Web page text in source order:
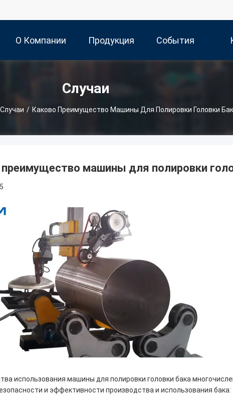
О Компании Продукция События
Случаи
Случаи / Каково Преимущество Машины Для Полировки Головки
преимущество машины для полировки
использования машины для полировки головки бака
и эффективности производства и использования бака: